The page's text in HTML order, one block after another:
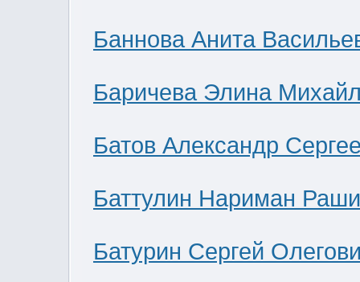
Баннова Анита
Баричева Элина
Батов Александр
Баттулин Нариман
Батурин Сергей